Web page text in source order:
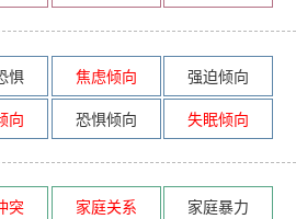
惧 焦虑倾向
强迫倾向
向
恐惧倾向 失眠倾向
突 家庭关系
家庭暴力